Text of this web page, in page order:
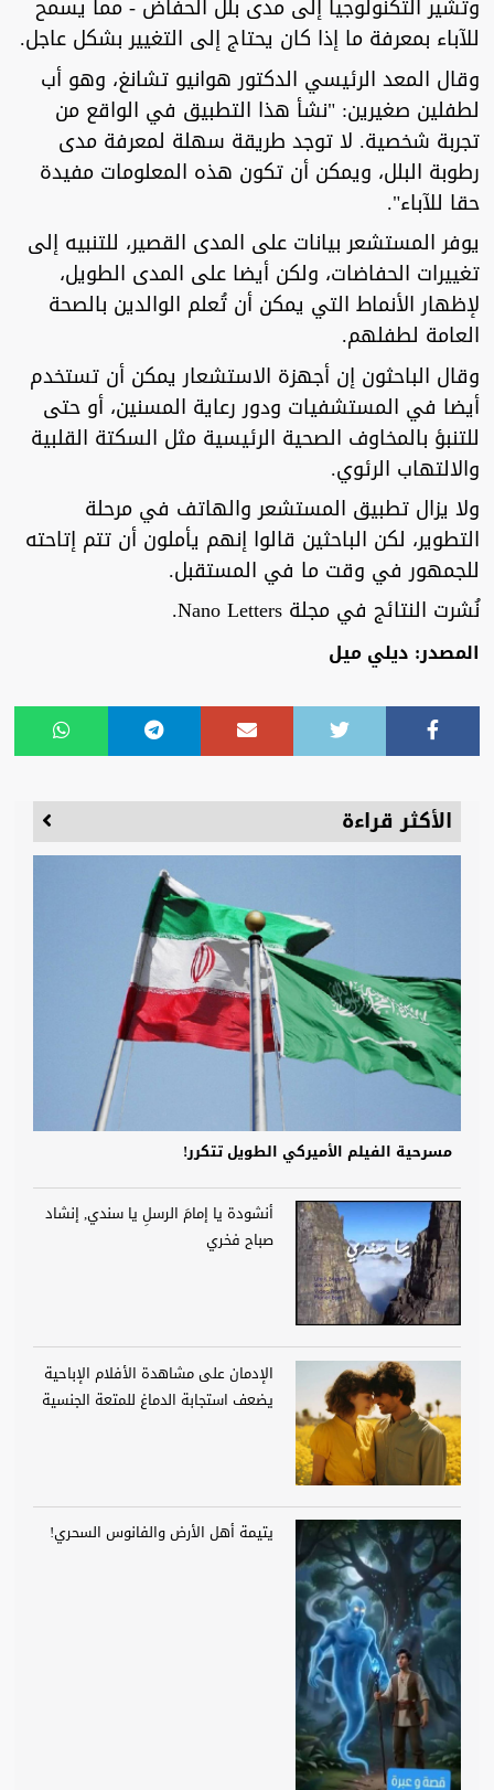
وتشير التكنولوجيا إلى مدى بلل الحفاض - مما يسمح
للآباء بمعرفة ما إذا كان يحتاج إلى التغيير بشكل عاجل.
وقال المعد الرئيسي الدكتور هوانيو تشانغ، وهو أب
لطفلين صغيرين: "نشأ هذا التطبيق في الواقع من
تجربة شخصية. لا توجد طريقة سهلة لمعرفة مدى
رطوبة البلل، ويمكن أن تكون هذه المعلومات مفيدة
حقا للآباء".
يوفر المستشعر بيانات على المدى القصير، للتنبيه إلى
تغييرات الحفاضات، ولكن أيضا على المدى الطويل،
لإظهار الأنماط التي يمكن أن تُعلم الوالدين بالصحة
العامة لطفلهم.
وقال الباحثون إن أجهزة الاستشعار يمكن أن تستخدم
أيضا في المستشفيات ودور رعاية المسنين، أو حتى
للتنبؤ بالمخاوف الصحية الرئيسية مثل السكتة القلبية
والالتهاب الرئوي.
ولا يزال تطبيق المستشعر والهاتف في مرحلة
التطوير، لكن الباحثين قالوا إنهم يأملون أن تتم إتاحته
للجمهور في وقت ما في المستقبل.
نُشرت النتائج في مجلة Nano Letters.
المصدر: ديلي ميل
الأكثر قراءة
مسرحية الفيلم الأميركي الطويل تتكرر!
أنشودة يا إمامَ الرسلِ يا سندي, إنشاد
صباح فخري
الإدمان على مشاهدة الأفلام الإباحية
يضعف استجابة الدماغ للمتعة الجنسية
يتيمة أهل الأرض والفانوس السحري!